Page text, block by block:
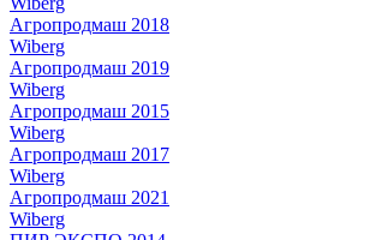
Агропродмаш 2018
Wiberg
Агропродмаш 2019
Wiberg
Агропродмаш 2015
Wiberg
Агропродмаш 2017
Wiberg
Агропродмаш 2021
Wiberg